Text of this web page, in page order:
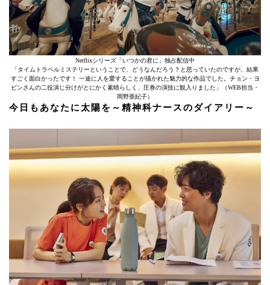
Netflixシリーズ「いつかの君に」独占配信中
「タイムトラベルミステリーということで、どうなんだろう？と思っていたのですが、結果
すごく面白かったです！ 一途に人を愛することが描かれた魅力的な作品でした。チョン・ヨ
ビンさんの二役演じ分けがとにかく素晴らしく、圧巻の演技に観入りました」（WEB担当・
岡野亜紀子）
今日もあなたに太陽を～精神科ナースのダイアリー～